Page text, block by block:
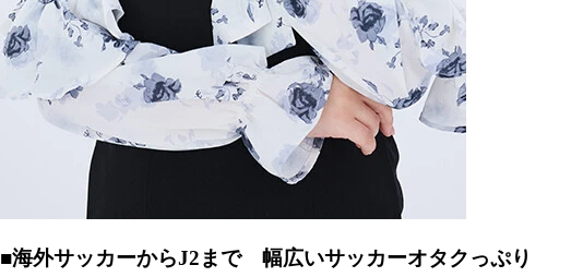
■海外サッカーからJ2まで 幅広いサッカーオタクっぷり